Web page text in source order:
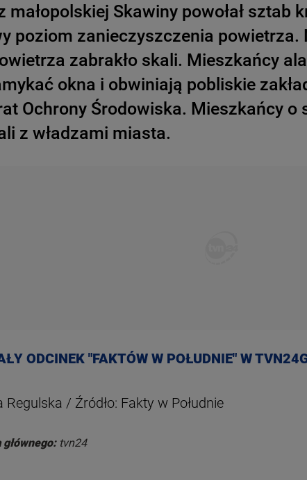
małopolskiej Skawiny powołał sztab
poziom zanieczyszczenia powietrza.
zabrakło skali. Mieszkańcy
okna i obwiniają pobliskie
Ochrony Środowiska. Mieszkańcy o
z władzami miasta.
ODCINEK "FAKTÓW W POŁUDNIE" W
Regulska / Źródło: Fakty w Południe
głównego: tvn24